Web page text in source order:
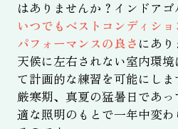
はありませんか？インドアゴ
いつでもベストコンディシ
パフォーマンスの良さ にあり
天候に左右されない室内環
て計画的な練習を可能にし
厳寒期、真夏の猛暑日であ
適な照明のもとで一年中変